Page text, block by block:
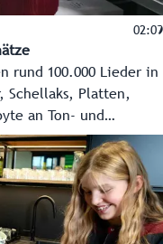
02:09
rund 100.000 Lieder in
Schellaks, Platten,
an Ton- und
des Landes
Über eine Online-
Allgemeinheit
nach Ausschnitten
Klaviatur werden.